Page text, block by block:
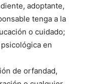
adoptante,
tenga a la
o cuidado;
en
de orfandad,